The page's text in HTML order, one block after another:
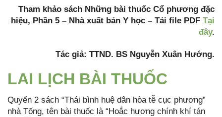
Tham khảo sách Những bài thuốc Cổ phương đặc
hiệu, Phần 5 – Nhà xuất bản Y học – Tải file PDF Tại
đây.
Tác giả: TTND. BS Nguyễn Xuân Hướng.
LAI LỊCH BÀI THUỐC
Quyển 2 sách “Thái bình huệ dân hòa tễ cục phương”
nhà Tống, tên bài thuốc là “Hoắc hương chính khí tán